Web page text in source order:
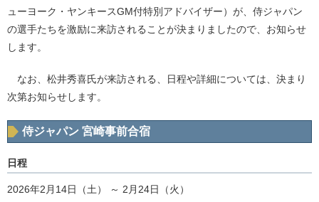
ューヨーク・ヤンキースGM付特別アドバイザー）が、侍ジャパン
の選手たちを激励に来訪されることが決まりましたので、お知らせ
します。
なお、松井秀喜氏が来訪される、日程や詳細については、決まり
次第お知らせします。
侍ジャパン 宮崎事前合宿
日程
2026年2月14日（土） ～ 2月24日（火）